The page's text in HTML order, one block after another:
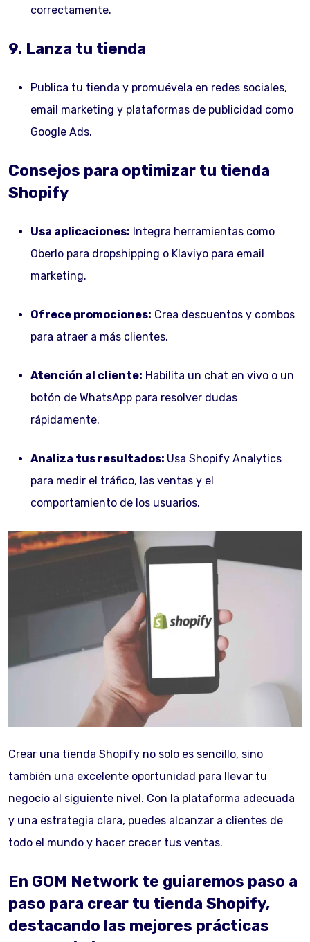
correctamente.
9. Lanza tu tienda
Publica tu tienda y promuévela en redes sociales,
email marketing y plataformas de publicidad como
Google Ads.
Consejos para optimizar tu tienda
Shopify
Usa aplicaciones: Integra herramientas como
Oberlo para dropshipping o Klaviyo para email
marketing.
Ofrece promociones: Crea descuentos y combos
para atraer a más clientes.
Atención al cliente: Habilita un chat en vivo o un
botón de WhatsApp para resolver dudas
rápidamente.
Analiza tus resultados: Usa Shopify Analytics
para medir el tráfico, las ventas y el
comportamiento de los usuarios.
Crear una tienda Shopify no solo es sencillo, sino
también una excelente oportunidad para llevar tu
negocio al siguiente nivel. Con la plataforma adecuada
y una estrategia clara, puedes alcanzar a clientes de
todo el mundo y hacer crecer tus ventas.
En GOM Network te guiaremos paso a
paso para crear tu tienda Shopify,
destacando las mejores prácticas